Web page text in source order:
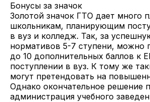
Бонусы за значок
Золотой значок ГТО дает много
школьникам, планирующим
в вуз и колледж. Так, за
нормативов 5-7 ступени, можно
до 10 дополнительных баллов к
поступлении в вуз. К тому же
могут претендовать на
Однако окончательное решение
администрация учебного